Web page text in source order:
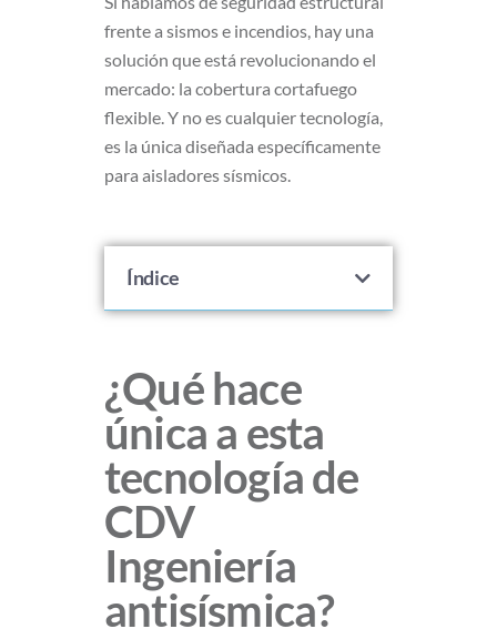
frente a sismos e incendios, hay una
solución que está revolucionando el
mercado: la cobertura cortafuego
flexible. Y no es cualquier tecnología,
es la única diseñada específicamente
para aisladores sísmicos.
Índice
¿Qué hace
única a esta
tecnología de
CDV
Ingeniería
antisísmica?